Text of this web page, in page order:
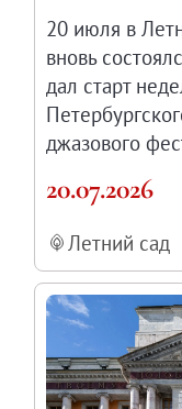
20 июля в
вновь
дал старт
джазового
20.07.2026
Летний сад